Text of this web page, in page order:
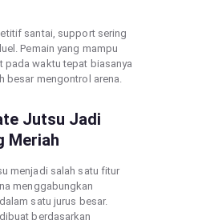
santai, support sering
Pemain yang mampu
pada waktu tepat biasanya
besar mengontrol arena.
Jutsu Jadi
Meriah
menjadi salah satu fitur
menggabungkan
satu jurus besar.
berdasarkan